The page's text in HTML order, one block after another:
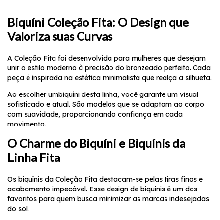
Biquíni Coleção Fita: O Design que
Valoriza suas Curvas
A Coleção Fita foi desenvolvida para mulheres que desejam
unir o estilo moderno à precisão do bronzeado perfeito. Cada
peça é inspirada na estética minimalista que realça a silhueta.
Ao escolher umbiquíni desta linha, você garante um visual
sofisticado e atual. São modelos que se adaptam ao corpo
com suavidade, proporcionando confiança em cada
movimento.
O Charme do Biquíni e Biquínis da
Linha Fita
Os biquínis da Coleção Fita destacam-se pelas tiras finas e
acabamento impecável. Esse design de biquínis é um dos
favoritos para quem busca minimizar as marcas indesejadas
do sol.